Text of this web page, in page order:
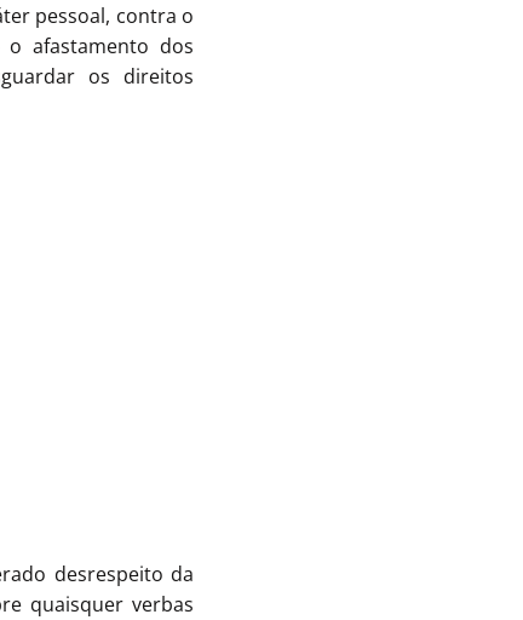
pessoal, contra o
afastamento dos
os direitos
desrespeito da
quaisquer verbas